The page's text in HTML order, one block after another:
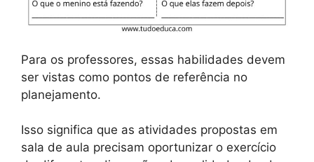
Para os professores, essas habilidades devem
ser vistas como pontos de referência no
planejamento.
Isso significa que as atividades propostas em
sala de aula precisam oportunizar o exercício